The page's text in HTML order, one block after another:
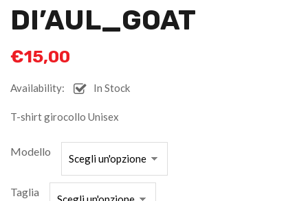
DI’AUL_GOAT
€15,00
Availability: In Stock
T-shirt girocollo Unisex
Modello
Taglia